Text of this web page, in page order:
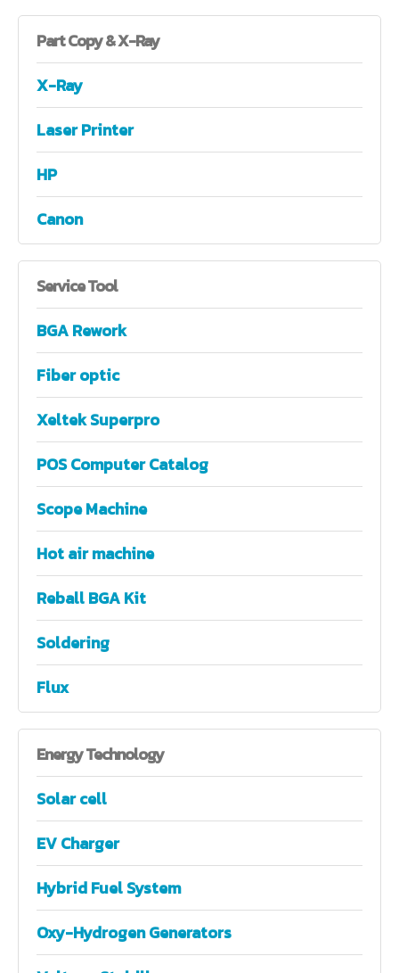
PartCopy & X-Ray
X-Ray
Laser Printer
HP
Canon
ServiceTool
BGA Rework
Fiber optic
Xeltek Superpro
POS Computer Catalog
Scope Machine
Hot air machine
Reball BGA Kit
Soldering
Flux
EnergyTechnology
Solar cell
EV Charger
Hybrid Fuel System
Oxy-Hydrogen Generators